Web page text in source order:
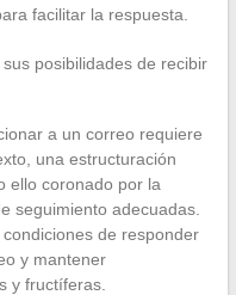
facilitar la respuesta.
posibilidades de recibir
a un correo requiere
una estructuración
ello coronado por la
seguimiento adecuadas.
de responder
y mantener
y fructíferas.